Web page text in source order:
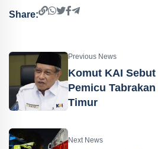
Share:
Previous News
Komut KAI
Pemicu
Timur
Next News